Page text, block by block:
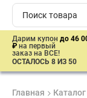
Дарим купон до 46
₽ на первый
заказ на ВСЕ!
ОСТАЛОСЬ 8 ИЗ 50
Главная Каталог